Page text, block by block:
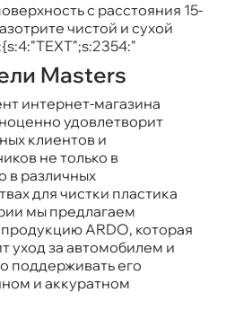
с расстояния 15-
чистой и сухой
Masters
интернет-магазина
удовлетворит
клиентов и
не только
в различных
для чистки пластика
мы предлагаем
ARDO, которая
уход за автомобилем и
поддерживать его
и аккуратном